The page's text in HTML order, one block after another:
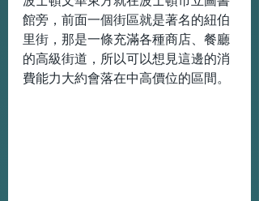
館旁，前面一個街區就是著名的紐伯
里街，那是一條充滿各種商店、餐廳
的高級街道，所以可以想見這邊的消
費能力大約會落在中高價位的區間。